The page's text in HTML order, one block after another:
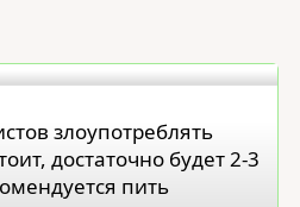
злоупотреблять
достаточно будет 2-3
пить